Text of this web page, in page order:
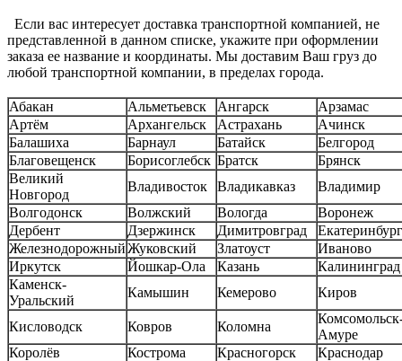
Если вас интересует доставка транспортной компанией, не
представленной в данном списке, укажите при оформлении
заказа ее название и координаты. Мы доставим Ваш груз до
любой транспортной компании, в пределах города.
Абакан Альметьевск Ангарск
Арзамас
Артём
Архангельск Астрахань
Ачинск
Балашиха
Барнаул Батайск
Белгород
Благовещенск
Борисоглебск Братск
Брянск
Великий
Новгород
Владивосток Владикавказ
Владимир
Волгодонск
Волжский Вологда
Воронеж
Дербент
Дзержинск Димитровград
Екатеринбург
ЖелезнодорожныйЖуковский Златоуст
Иваново
Иркутск
Йошкар-Ола Казань
Калининград
Каменск-
Уральский
Камышин Кемерово Киров
Кисловодск Ковров Коломна
Амуре
Королёв
Кострома Красногорск
Краснодар